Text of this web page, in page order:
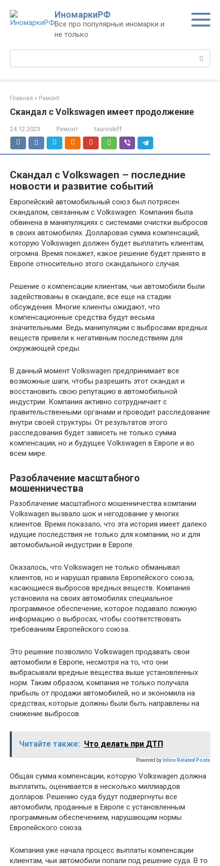
контенту
ИномаркиРФ
Все про популярные иномарки и
не только
Поиск:
Главная » Ремонт
Скандал с Volkswagen имеет продолжение
24.12.2023 Ремонт tauroskiff
Скандал с Volkswagen – последние
новости и развитие событий
Европейский автомобильный союз был потрясен
скандалом, связанным с Volkswagen. Компания была
обвинена в манипуляциях с системами очистки выбросов
в своих автомобилях. Долларовая сумма компенсаций,
которую Volkswagen должен будет выплатить клиентам,
огромна. Время покажет, какое решение будет принято в
Европе относительно этого скандального случая.
Решение о компенсации клиентам, чьи автомобили были
задействованы в скандале, все еще на стадии
обсуждения. Многие клиенты ожидают, что
компенсационные средства будут весьма
значительными. Ведь манипуляции с выбросами вредных
веществ привели к негативным последствиям для
окружающей среды.
В данный момент Volkswagen предпринимает все
возможные шаги, чтобы разрешить этот скандал и
восстановить свою репутацию в автомобильной
индустрии. Компания активно сотрудничает с
правительственными органами и проводит расследование
внутри своей структуры. От результатов этого
расследования будет зависеть не только сумма
компенсации, но и будущее Volkswagen в Европе и во
всем мире.
Разоблачение масштабного
мошенничества
Разоблачение масштабного мошенничества компании
Volkswagen вызвало шок и негодование у многих
клиентов. Время показало, что эта история имеет далеко
идущие последствия не только для компании, но и для
автомобильной индустрии в Европе.
Оказалось, что Volkswagen не только обманывал
клиентов, но и нарушал правила Европейского союза,
касающиеся выбросов вредных веществ. Компания
установила на своих автомобилях специальное
программное обеспечение, которое подавало ложную
информацию о выбросах, чтобы соответствовать
требованиям Европейского союза.
Это решение позволило Volkswagen продавать свои
автомобили в Европе, несмотря на то, что они
выбрасывали вредные вещества выше установленных
норм. Таким образом, компания не только получала
прибыль от продажи автомобилей, но и экономила на
средствах, которые должны были быть направлены на
снижение выбросов.
Читайте также: Что делать при ДТП
Powered by Inline Related Posts
Общая сумма компенсации, которую Volkswagen должна
выплатить, оценивается в несколько миллиардов
долларов. Решению суда будут подвергнуты все
автомобили, проданные в Европе с установленным
программным обеспечением, нарушающим нормы
Европейского союза.
Компания уже начала процесс выплаты компенсации
клиентам, чьи автомобили попали под решение суда. В то